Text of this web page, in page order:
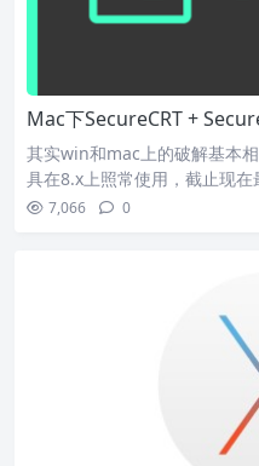
Mac下SecureCRT +
其实win和mac上的破解基本
具在8.x上照常使用，截止现
7,066 0